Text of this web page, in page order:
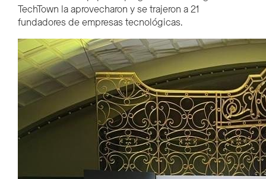
TechTown la aprovecharon y se trajeron a 21
fundadores de empresas tecnológicas.